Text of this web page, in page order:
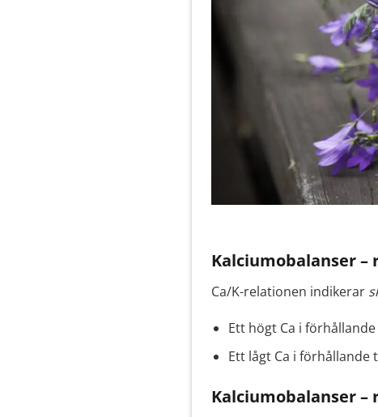
Kalciumobalanser
Ca/K-relationen indikerar
Ett högt Ca i
Ett lågt Ca i
Kalciumobalanser –